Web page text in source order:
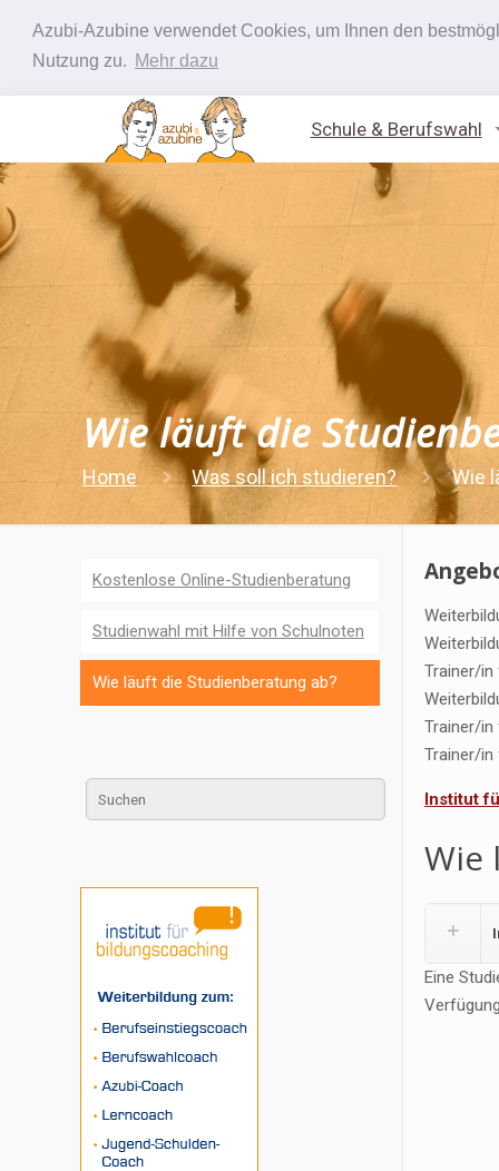
Azubi-Azubine verwendet Cookies, um Ihnen den
Nutzung zu. Mehr dazu
Schule & Berufswahl
Wie läuft die
Home Was soll ich studieren? Wie
Trainer/
Trainer/
Trainer/
Institut
Wie
Eine
Kostenlose Online-Studienberatung
Studienwahl mit Hilfe von Schulnoten
Wie läuft die Studienberatung ab?